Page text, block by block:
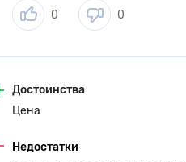
0 0
Достоинства
Цена
Недостатки